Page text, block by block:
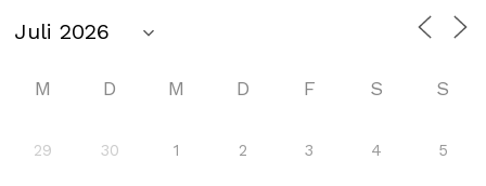
M D M D F S S
29 30 1 2 3 4 5